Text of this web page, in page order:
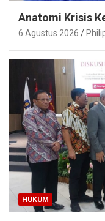
Anatomi Krisis
6 Agustus 2026
HUKUM